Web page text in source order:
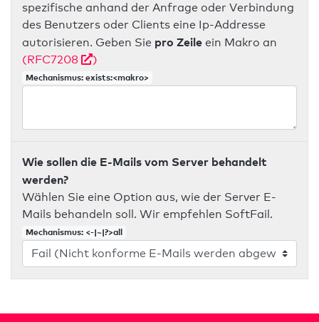
spezifische anhand der Anfrage oder Verbindung
des Benutzers oder Clients eine Ip-Addresse
autorisieren. Geben Sie pro Zeile ein Makro an
(RFC7208
)
Mechanismus: exists:<makro>
Wie sollen die E-Mails vom Server behandelt
werden?
Wählen Sie eine Option aus, wie der Server E-
Mails behandeln soll. Wir empfehlen SoftFail.
Mechanismus: <-|~|?>all